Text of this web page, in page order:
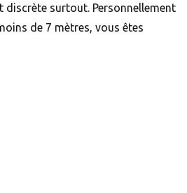
surtout. Personnellement
de 7 mètres, vous êtes